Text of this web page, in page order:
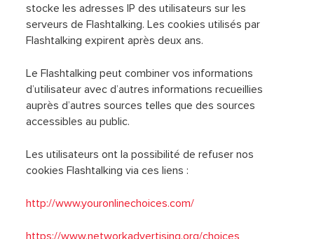
stocke les adresses IP des utilisateurs sur les
serveurs de Flashtalking. Les cookies utilisés par
Flashtalking expirent après deux ans.
Le Flashtalking peut combiner vos informations
d’utilisateur avec d’autres informations recueillies
auprès d’autres sources telles que des sources
accessibles au public.
Les utilisateurs ont la possibilité de refuser nos
cookies Flashtalking via ces liens :
http://www.youronlinechoices.com/
https://www.networkadvertising.org/choices